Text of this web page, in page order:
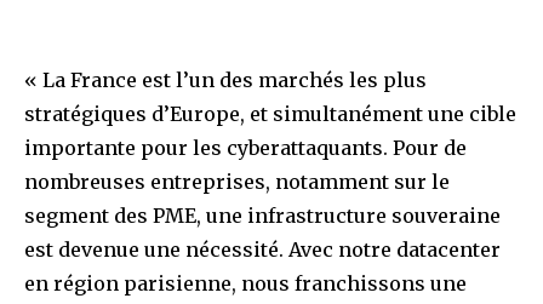
« La France est l’un des marchés les plus
stratégiques d’Europe, et simultanément une cible
importante pour les cyberattaquants. Pour de
nombreuses entreprises, notamment sur le
segment des PME, une infrastructure souveraine
est devenue une nécessité. Avec notre datacenter
en région parisienne, nous franchissons une